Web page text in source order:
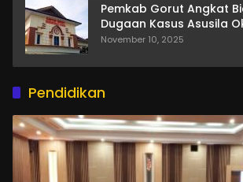
Pemkab Gorut Angkat
Dugaan Kasus Asusila
November 10, 2025
Pendidikan